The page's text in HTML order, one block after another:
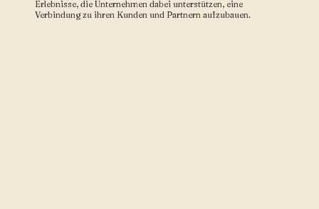
Erlebnisse, die Unternehmen dabei unterstützen, eine
Verbindung zu ihren Kunden und Partnern aufzubauen.